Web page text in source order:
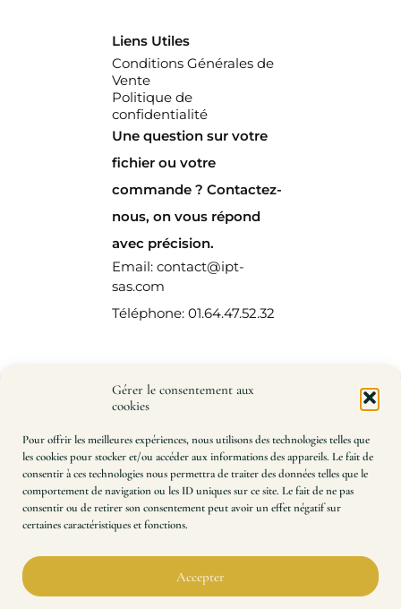
Gérer le consentement aux
cookies
Pour offrir les meilleures expériences, nous utilisons des technologies telles que
les cookies pour stocker et/ou accéder aux informations des appareils. Le fait de
consentir à ces technologies nous permettra de traiter des données telles que le
comportement de navigation ou les ID uniques sur ce site. Le fait de ne pas
consentir ou de retirer son consentement peut avoir un effet négatif sur
certaines caractéristiques et fonctions.
Accepter
plans techniques, à l’échelle 100 %.
Précision, rapidité, qualité. Une expertise à votre
service depuis 2014.
Liens Utiles
Conditions Générales de
Vente
Politique de
confidentialité
Une question sur votre
fichier ou votre
commande ? Contactez-
nous, on vous répond
avec précision.
Email: contact@ipt-
sas.com
Téléphone: 01.64.47.52.32